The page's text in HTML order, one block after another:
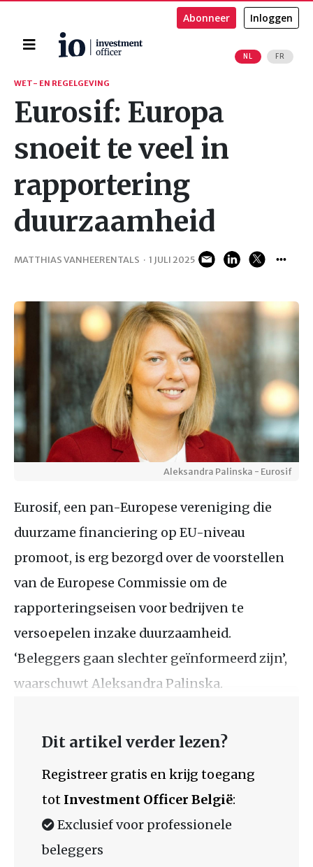
Home
NL FR
Abonneer Inloggen
Zoeken
WET- EN REGELGEVING
Eurosif: Europa
snoeit te veel in
rapportering
duurzaamheid
MATTHIAS VANHEERENTALS · 1 JULI 2025
Aleksandra Palinska - Eurosif
Eurosif, een pan-Europese vereniging die
duurzame financiering op EU-niveau
promoot, is erg bezorgd over de voorstellen
van de Europese Commissie om de
rapporteringseisen voor bedrijven te
versoepelen inzake duurzaamheid.
‘Beleggers gaan slechter geïnformeerd zijn’,
waarschuwt Aleksandra Palinska.
Dit artikel verder lezen?
Registreer gratis en krijg toegang
tot Investment Officer België:
Exclusief voor professionele
beleggers